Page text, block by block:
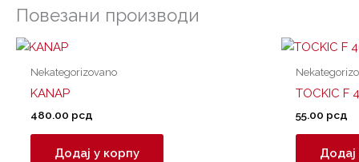
Повезани производи
Nekategorizovano
KANAP
480.00 рсд
Додај у корпу
TOCKIC F
55.00 рсд
Додај